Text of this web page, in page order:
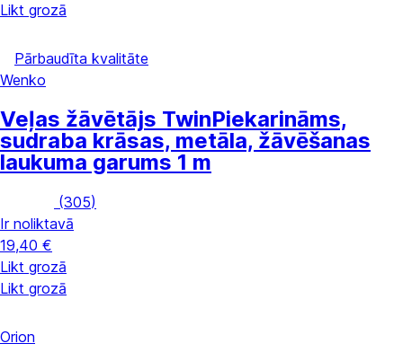
Likt grozā
Pārbaudīta kvalitāte
Wenko
Veļas žāvētājs TwinPiekarināms,
sudraba krāsas, metāla, žāvēšanas
laukuma garums 1 m
(305)
Ir noliktavā
19,40 €
Likt grozā
Likt grozā
Orion